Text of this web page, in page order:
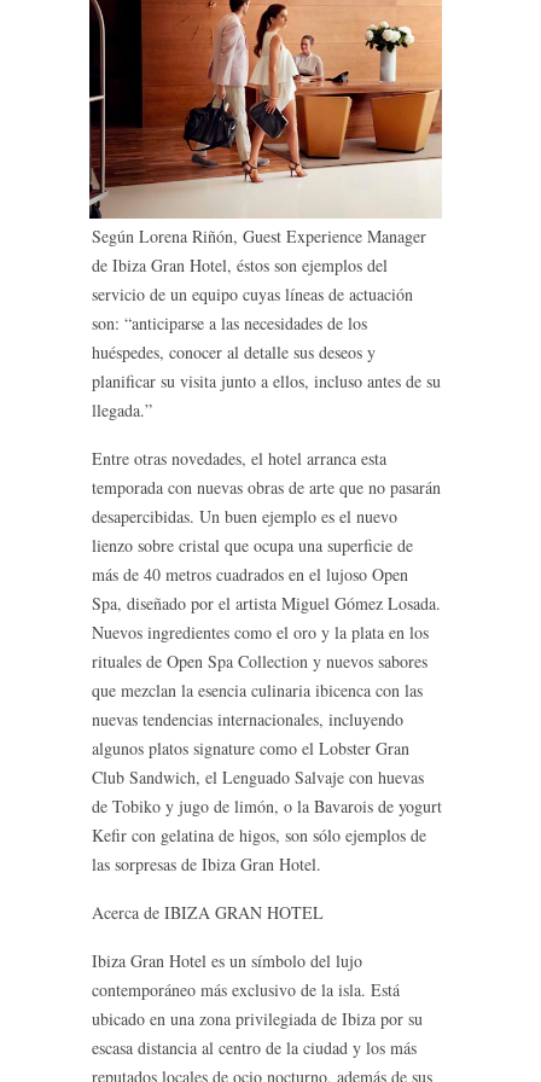
Según Lorena Riñón, Guest Experience Manager
de Ibiza Gran Hotel, éstos son ejemplos del
servicio de un equipo cuyas líneas de actuación
son: “anticiparse a las necesidades de los
huéspedes, conocer al detalle sus deseos y
planificar su visita junto a ellos, incluso antes de su
llegada.”
Entre otras novedades, el hotel arranca esta
temporada con nuevas obras de arte que no pasarán
desapercibidas. Un buen ejemplo es el nuevo
lienzo sobre cristal que ocupa una superficie de
más de 40 metros cuadrados en el lujoso Open
Spa, diseñado por el artista Miguel Gómez Losada.
Nuevos ingredientes como el oro y la plata en los
rituales de Open Spa Collection y nuevos sabores
que mezclan la esencia culinaria ibicenca con las
nuevas tendencias internacionales, incluyendo
algunos platos signature como el Lobster Gran
Club Sandwich, el Lenguado Salvaje con huevas
de Tobiko y jugo de limón, o la Bavarois de yogurt
Kefir con gelatina de higos, son sólo ejemplos de
las sorpresas de Ibiza Gran Hotel.
Acerca de IBIZA GRAN HOTEL
Ibiza Gran Hotel es un símbolo del lujo
contemporáneo más exclusivo de la isla. Está
ubicado en una zona privilegiada de Ibiza por su
escasa distancia al centro de la ciudad y los más
reputados locales de ocio nocturno, además de sus